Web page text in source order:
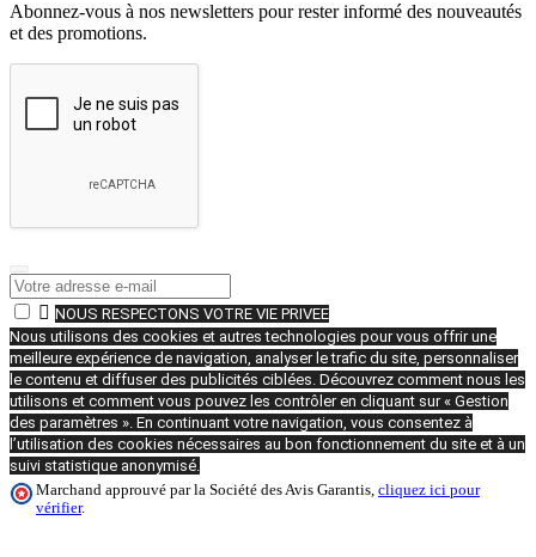
Abonnez-vous à nos newsletters pour rester informé des nouveautés
et des promotions.
 NOUS RESPECTONS VOTRE VIE PRIVEE
Nous utilisons des cookies et autres technologies pour vous offrir une
meilleure expérience de navigation, analyser le trafic du site, personnaliser
le contenu et diffuser des publicités ciblées. Découvrez comment nous les
utilisons et comment vous pouvez les contrôler en cliquant sur « Gestion
des paramètres ». En continuant votre navigation, vous consentez à
l’utilisation des cookies nécessaires au bon fonctionnement du site et à un
suivi statistique anonymisé.
Marchand approuvé par la Société des Avis Garantis, cliquez ici pour
vérifier.